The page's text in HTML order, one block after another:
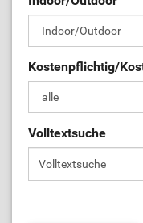
Kostenpflichtig/
Volltextsuche